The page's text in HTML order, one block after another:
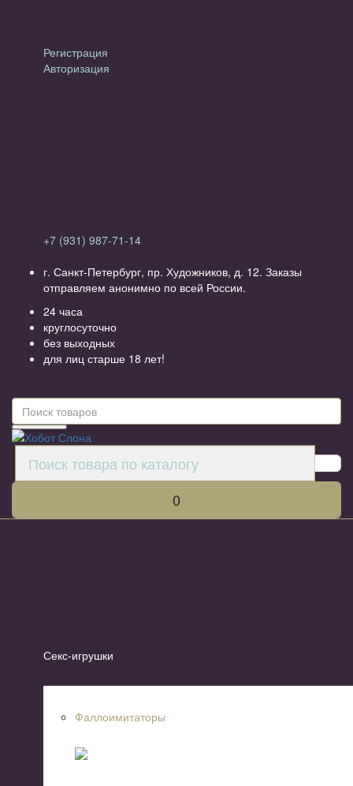
Регистрация
Авторизация
+7 (931) 987-71-14
г. Санкт-Петербург, пр. Художников, д. 12. Заказы
отправляем анонимно по всей России.
24 часа
круглосуточно
без выходных
для лиц старше 18 лет!
0
Секс-игрушки
Фаллоимитаторы